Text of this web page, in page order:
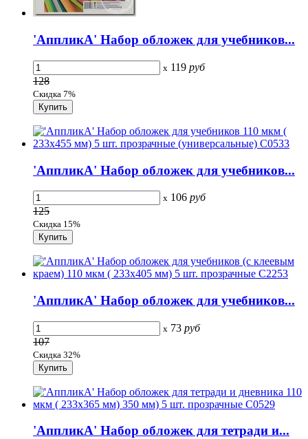
'АппликА' Набор обложек для учебников...
x 119 руб
128
Скидка 7%
'АппликА' Набор обложек для учебников...
x 106 руб
125
Скидка 15%
'АппликА' Набор обложек для учебников...
x 73 руб
107
Скидка 32%
'АппликА' Набор обложек для тетради и...